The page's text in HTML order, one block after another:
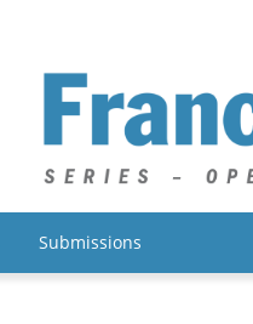
Submissions